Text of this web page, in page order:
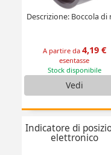
A partire da 4,19 €
esentasse
Stock disponibile
Vedi
Indicatore di
elettronico